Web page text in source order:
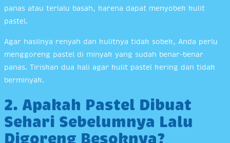
panas atau terlalu basah, karena dapat menyobek kulit
pastel.
Agar hasilnya renyah dan kulitnya tidak sobek, Anda perlu
menggoreng pastel di minyak yang sudah benar-benar
panas. Tiriskan dua kali agar kulit pastel kering dan tidak
berminyak.
2. Apakah Pastel Dibuat
Sehari Sebelumnya Lalu
Digoreng Besoknya?